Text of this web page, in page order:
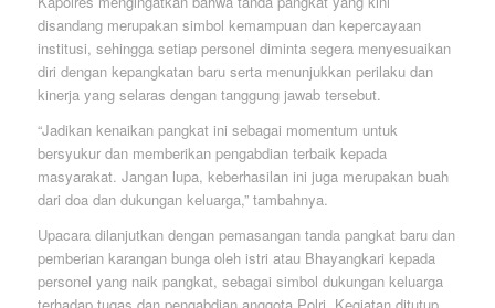
disandang merupakan simbol kemampuan dan kepercayaan
institusi, sehingga setiap personel diminta segera menyesuaikan
diri dengan kepangkatan baru serta menunjukkan perilaku dan
kinerja yang selaras dengan tanggung jawab tersebut.
“Jadikan kenaikan pangkat ini sebagai momentum untuk
bersyukur dan memberikan pengabdian terbaik kepada
masyarakat. Jangan lupa, keberhasilan ini juga merupakan buah
dari doa dan dukungan keluarga,” tambahnya.
Upacara dilanjutkan dengan pemasangan tanda pangkat baru dan
pemberian karangan bunga oleh istri atau Bhayangkari kepada
personel yang naik pangkat, sebagai simbol dukungan keluarga